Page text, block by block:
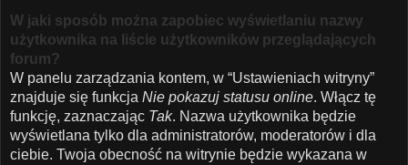
W jaki sposób można zapobiec wyświetlaniu nazwy
użytkownika na liście użytkowników przeglądających
forum?
W panelu zarządzania kontem, w “Ustawieniach witryny”
znajduje się funkcja Nie pokazuj statusu online. Włącz tę
funkcję, zaznaczając Tak. Nazwa użytkownika będzie
wyświetlana tylko dla administratorów, moderatorów i dla
ciebie. Twoja obecność na witrynie będzie wykazana w